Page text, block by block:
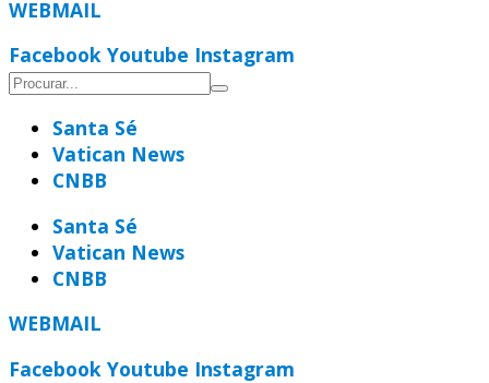
WEBMAIL
Facebook Youtube Instagram
Santa Sé
Vatican News
CNBB
Santa Sé
Vatican News
CNBB
WEBMAIL
Facebook Youtube Instagram